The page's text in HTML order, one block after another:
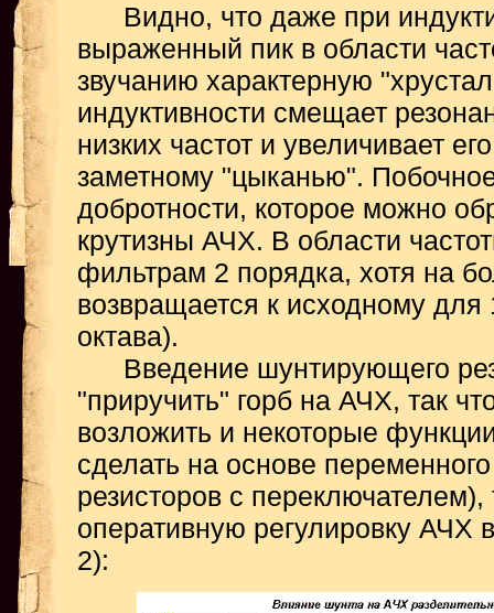
Видно, что даже при
выраженный пик в области
звучанию характерную
индуктивности смещает
низких частот и увеличивает
заметному "цыканью".
добротности, которое можно
крутизны АЧХ. В области
фильтрам 2 порядка, хотя на
возвращается к исходному
октава).
Введение шунтирующего
"приручить" горб на АЧХ, так
возложить и некоторые
сделать на основе
резисторов с
оперативную регулировку АЧХ
2):